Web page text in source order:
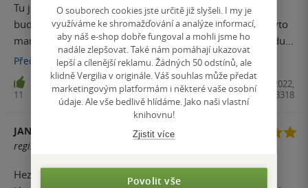
Tu jsem četla anglicky dávno a překvapilo mě že někdo
bude překládát shoujo ai,a jsem ráda že mají češtinu. Tyto
manga je zajímavé na čtení! I překlad cz taky dobrý .Budu
doufat že budete další nějaký shoujo ai od stejný
překladatel cz. Jsem neslyšící,takže píšu jinak!
Přečíst více
11
Sbohem, má růžová zahrado 3, Kniha, GATE, 2022,
9788027713318
JANČA - KNIZNINADSENEC
registrovaný uživatel
Hezký začátek příběhu z viktoriánské doby o zakázané
O souborech cookies jste určitě již slyšeli. I my je
využíváme ke shromažďování a analýze informací,
aby náš e-shop dobře fungoval a mohli jsme ho
nadále zlepšovat. Také nám pomáhají ukazovat
lepší a cílenější reklamu. Žádných 50 odstínů, ale
klidně Vergilia v originále. Váš souhlas může předat
marketingovým platformám i některé vaše osobní
údaje. Ale vše bedlivě hlídáme. Jako naši vlastní
knihovnu!
Zjistit více
Povolit vše